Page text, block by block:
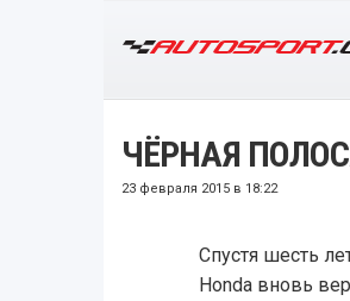
ЧЁРНАЯ
23 февраля 2015 в 18:22
Спустя шесть
Honda вновь